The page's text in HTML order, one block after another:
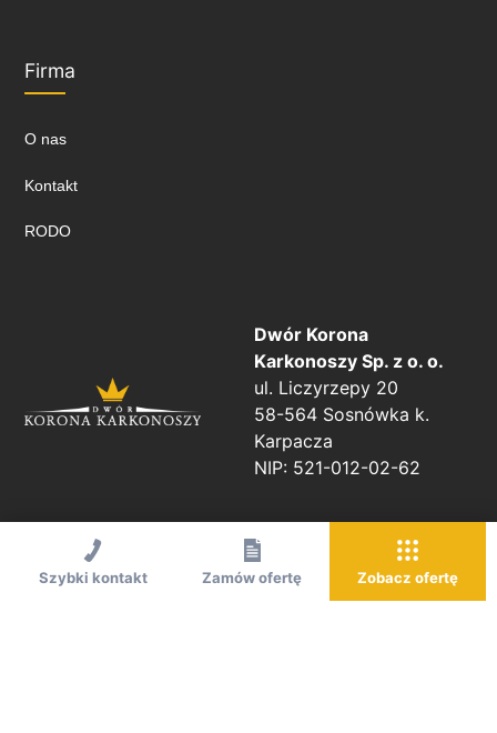
Firma
O nas
Kontakt
RODO
Dwór Korona
Karkonoszy Sp. z o. o.
ul. Liczyrzepy 20
58-564 Sosnówka k.
Karpacza
NIP: 521-012-02-62
Szybki kontakt Zamów ofertę Zobacz ofertę